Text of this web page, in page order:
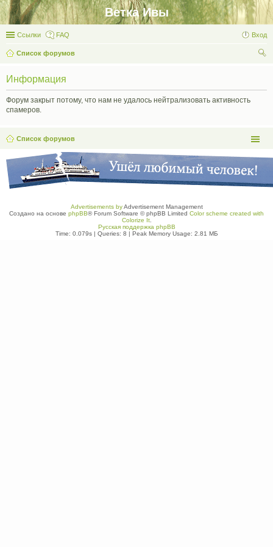
Ветка Ивы
Ссылки FAQ Вход
Список форумов
Информация
Форум закрыт потому, что нам не удалось нейтрализовать активность
спамеров.
Список форумов
Advertisements byAdvertisement Management
Создано на основе phpBB® Forum Software © phpBB Limited Color scheme created with
Colorize It.
Русская поддержка phpBB
Time: 0.079s| Queries: 8 | Peak Memory Usage: 2.81 МБ